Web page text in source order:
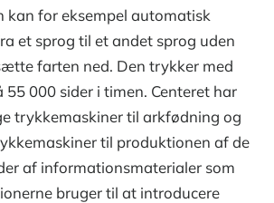
kan for eksempel automatisk
et sprog til et andet sprog uden
farten ned. Den trykker med
55 000 sider i timen. Centeret har
trykkemaskiner til arkfødning og
til produktionen af de
af informationsmaterialer som
bruger til at introducere